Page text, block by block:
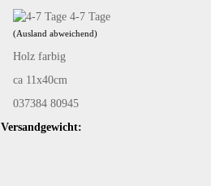
4-7 Tage
(Ausland abweichend)
Holz farbig
ca 11x40cm
037384 80945
Versandgewicht: